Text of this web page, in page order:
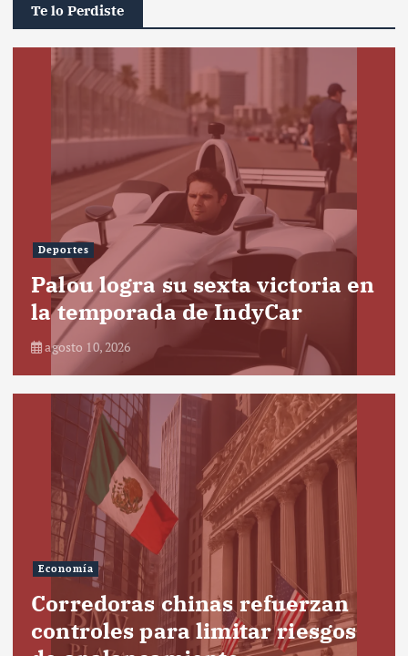
Te lo Perdiste
Deportes
Palou logra su sexta victoria en
la temporada de IndyCar
agosto 10, 2026
Economía
Corredoras chinas refuerzan
controles para limitar riesgos